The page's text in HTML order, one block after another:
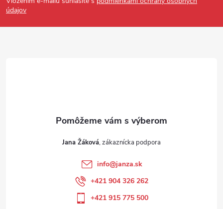
údajov
Jana Žáková
info@janza.sk
+421 904 326 262
+421 915 775 500